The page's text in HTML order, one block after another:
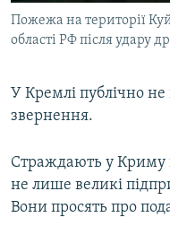
Пожежа на території
області РФ після удару
У Кремлі публічно не
звернення.
Страждають у Криму
не лише великі
Вони просять про